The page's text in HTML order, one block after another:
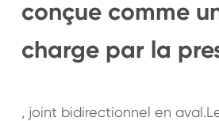
conçue comme
charge par la
, joint bidirectionnel en